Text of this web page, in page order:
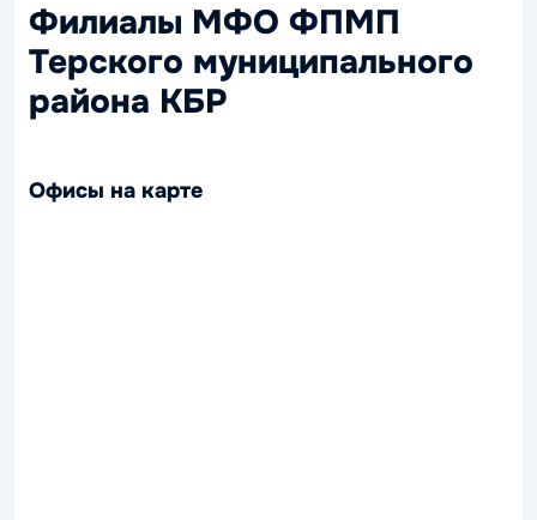
Филиалы МФО ФПМП
Терского муниципального
района КБР
Офисы на карте